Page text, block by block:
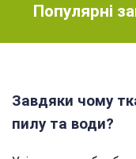
Популярні
Завдяки чому
пилу та води?